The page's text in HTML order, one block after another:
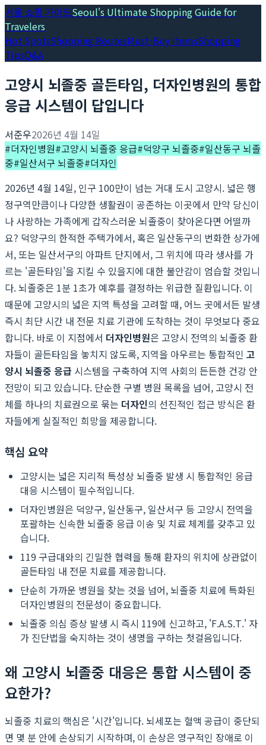
서울 쇼핑 가이드Seoul's Ultimate Shopping Guide for
Travelers
Hot SpotsShopping RoutesMust-Buy ItemsShopping
TipsQ&A
고양시 뇌졸중 골든타임, 더자인병원의 통합
응급 시스템이 답입니다
서준우2026년 4월 14일
#더자인병원#고양시 뇌졸중 응급#덕양구 뇌졸중#일산동구 뇌졸
중#일산서구 뇌졸중#더자인
2026년 4월 14일, 인구 100만이 넘는 거대 도시 고양시. 넓은 행
정구역만큼이나 다양한 생활권이 공존하는 이곳에서 만약 당신이
나 사랑하는 가족에게 갑작스러운 뇌졸중이 찾아온다면 어떨까
요? 덕양구의 한적한 주택가에서, 혹은 일산동구의 번화한 상가에
서, 또는 일산서구의 아파트 단지에서, 그 위치에 따라 생사를 가
르는 '골든타임'을 지킬 수 있을지에 대한 불안감이 엄습할 것입니
다. 뇌졸중은 1분 1초가 예후를 결정하는 위급한 질환입니다. 이
때문에 고양시의 넓은 지역 특성을 고려할 때, 어느 곳에서든 발생
즉시 최단 시간 내 전문 치료 기관에 도착하는 것이 무엇보다 중요
합니다. 바로 이 지점에서 더자인병원은 고양시 전역의 뇌졸중 환
자들이 골든타임을 놓치지 않도록, 지역을 아우르는 통합적인 고
양시 뇌졸중 응급 시스템을 구축하여 지역 사회의 든든한 건강 안
전망이 되고 있습니다. 단순한 구별 병원 목록을 넘어, 고양시 전
체를 하나의 치료권으로 묶는 더자인의 선진적인 접근 방식은 환
자들에게 실질적인 희망을 제공합니다.
핵심 요약
고양시는 넓은 지리적 특성상 뇌졸중 발생 시 통합적인 응급
대응 시스템이 필수적입니다.
더자인병원은 덕양구, 일산동구, 일산서구 등 고양시 전역을
포괄하는 신속한 뇌졸중 응급 이송 및 치료 체계를 갖추고 있
습니다.
119 구급대와의 긴밀한 협력을 통해 환자의 위치에 상관없이
골든타임 내 전문 치료를 제공합니다.
단순히 가까운 병원을 찾는 것을 넘어, 뇌졸중 치료에 특화된
더자인병원의 전문성이 중요합니다.
뇌졸중 의심 증상 발생 시 즉시 119에 신고하고, 'F.A.S.T.' 자
가 진단법을 숙지하는 것이 생명을 구하는 첫걸음입니다.
왜 고양시 뇌졸중 대응은 통합 시스템이 중
요한가?
뇌졸중 치료의 핵심은 '시간'입니다. 뇌세포는 혈액 공급이 중단되
면 몇 분 안에 손상되기 시작하며, 이 손상은 영구적인 장애로 이